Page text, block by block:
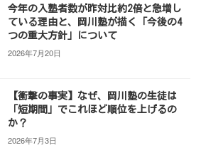
今年の入塾者数が昨対比約2倍と急増し
ている理由と、岡川塾が描く「今後の4
つの重大方針」について
2026年7月20日
【衝撃の事実】なぜ、岡川塾の生徒は
「短期間」でこれほど順位を上げるの
か？
2026年7月3日